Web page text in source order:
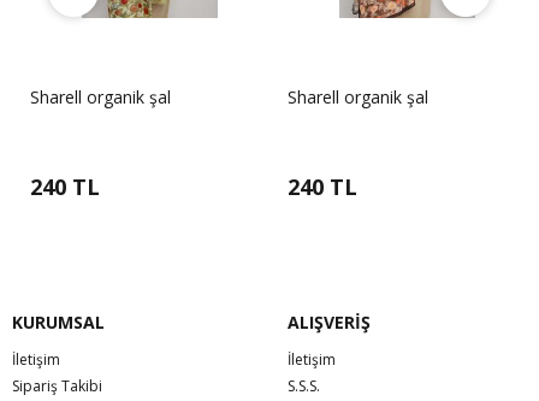
Sharell organik şal
240 TL
Sharell organik şal
240 TL
KURUMSAL
İletişim
Sipariş Takibi
ALIŞVERİŞ
İletişim
S.S.S.